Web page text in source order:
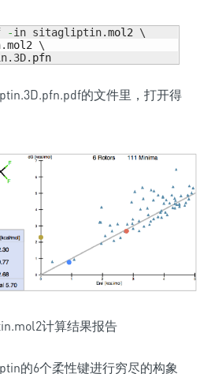
-in sitagliptin.mol2 \
mol2 \
pfn
的文件里，打开得
计算结果报告
的6个柔性键进行穷尽的构象